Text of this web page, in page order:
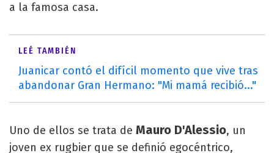
a la famosa casa.
LEÉ TAMBIÉN
Juanicar contó el difícil momento que vive tras
abandonar Gran Hermano: "Mi mamá recibió..."
Uno de ellos se trata de Mauro D'Alessio, un
joven ex rugbier que se definió egocéntrico,